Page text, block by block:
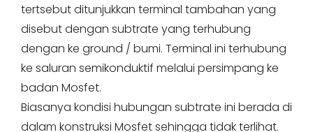
tertsebut ditunjukkan terminal tambahan yang
disebut dengan subtrate yang terhubung
dengan ke ground / bumi. Terminal ini terhubung
ke saluran semikonduktif melalui persimpang ke
badan Mosfet.
Biasanya kondisi hubungan subtrate ini berada di
dalam konstruksi Mosfet sehingga tidak terlihat.